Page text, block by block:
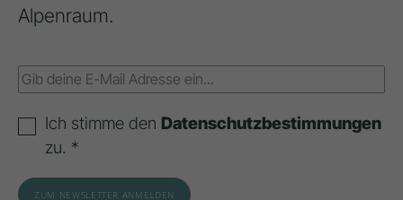
Alpenraum.
Ich stimme den Datenschutzbestimmungen
zu. *